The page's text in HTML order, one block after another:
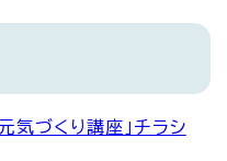
気づくり講座」チラシ